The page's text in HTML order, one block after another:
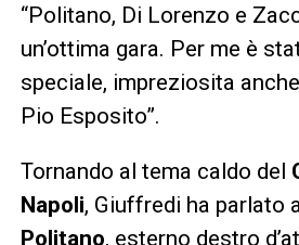
“Politano, Di Lorenzo e
un’ottima gara. Per me è
speciale, impreziosita
Pio Esposito”.
Tornando al tema caldo del
Napoli, Giuffredi ha parlato
Politano, esterno destro